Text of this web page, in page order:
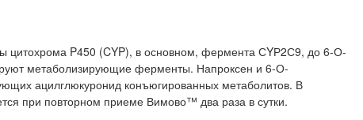
цитохрома P450 (CYP), в основном, фермента СYР2С9, до 6-О-
метаболизирующие ферменты. Напроксен и 6-О-
ацилглюкуронид конъюгированных метаболитов. В
при повторном приеме Вимово™ два раза в сутки.